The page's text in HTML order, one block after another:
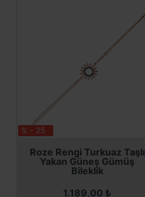
% - 25
Roze Rengi Turkuaz Taşlı
Yakan Güneş Gümüş
Bileklik
SEPETE EKLE
1.189,00 ₺
SEPETE EKLE